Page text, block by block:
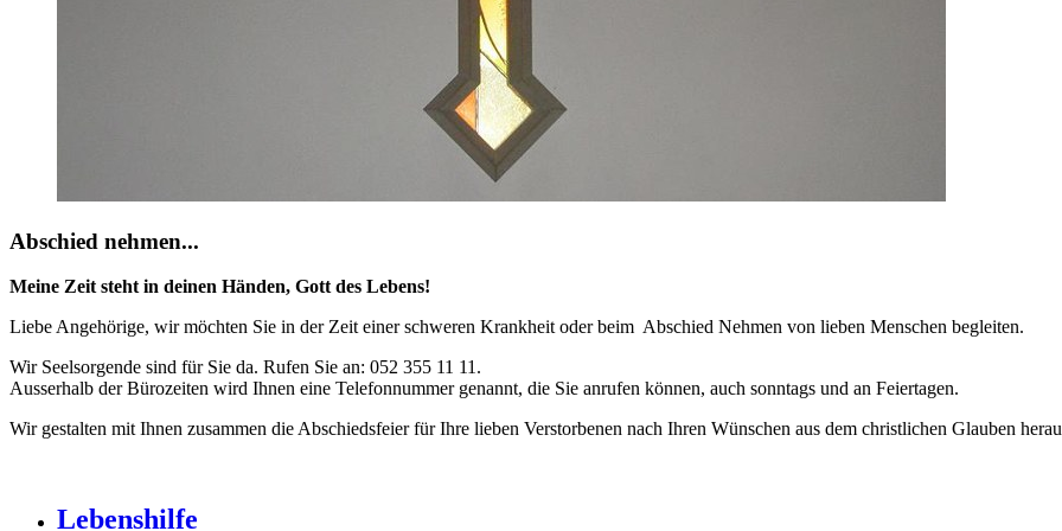
Abschied nehmen...
Meine Zeit steht in deinen Händen, Gott des Lebens!
Liebe Angehörige, wir möchten Sie in der Zeit einer schweren Krankheit oder beim Abschied Nehmen von lieben Menschen begleiten.
Wir Seelsorgende sind für Sie da. Rufen Sie an: 052 355 11 11.
Ausserhalb der Bürozeiten wird Ihnen eine Telefonnummer genannt, die Sie anrufen können, auch sonntags und an Feiertagen.
Wir gestalten mit Ihnen zusammen die Abschiedsfeier für Ihre lieben Verstorbenen nach Ihren Wünschen aus dem christlichen Glauben
Lebenshilfe